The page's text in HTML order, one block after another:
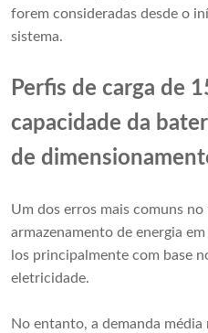
forem consideradas desde o
sistema.
Perfis de carga de
capacidade da
de
Um dos erros mais comuns
armazenamento de energia
los principalmente com base
eletricidade.
No entanto, a demanda